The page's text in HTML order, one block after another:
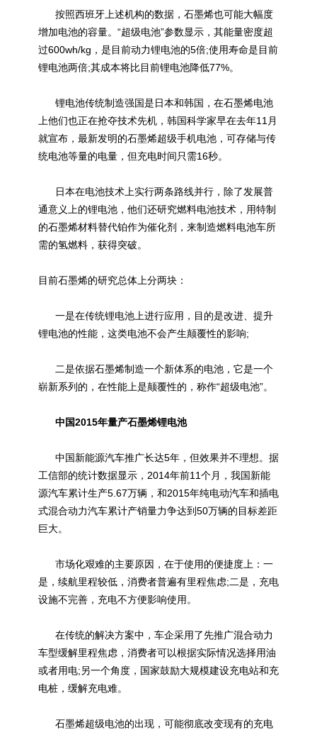
按照西班牙上述机构的数据，石墨烯也可能大幅度
增加电池的容量。“超级电池”参数显示，其能量密度超
过600wh/kg，是目前动力锂电池的5倍;使用寿命是目前
锂电池两倍;其成本将比目前锂电池降低77%。
锂电池传统制造强国是日本和韩国，在石墨烯电池
上他们也正在抢夺技术先机，韩国科学家早在去年11月
就宣布，最新发明的石墨烯超级手机电池，可存储与传
统电池等量的电量，但充电时间只需16秒。
日本在电池技术上实行两条路线并行，除了发展普
通意义上的锂电池，他们还研究燃料电池技术，用特制
的石墨烯材料替代铂作为催化剂，来制造燃料电池车所
需的氢燃料，获得突破。
目前石墨烯的研究总体上分两块：
一是在传统锂电池上进行应用，目的是改进、提升
锂电池的性能，这类电池不会产生颠覆性的影响;
二是依据石墨烯制造一个新体系的电池，它是一个
崭新系列的，在性能上是颠覆性的，称作“超级电池”。
中国2015年量产石墨烯锂电池
中国新能源汽车推广长达5年，但效果并不理想。据
工信部的统计数据显示，2014年前11个月，我国新能
源汽车累计生产5.67万辆，和2015年纯电动汽车和插电
式混合动力汽车累计产销量力争达到50万辆的目标差距
巨大。
市场化艰难的主要原因，在于使用的便捷度上：一
是，续航里程较低，消费者普遍有里程焦虑;二是，充电
设施不完善，充电不方便影响使用。
在传统的解决方案中，车企采用了先推广混合动力
车型缓解里程焦虑，消费者可以根据实际情况选择用油
或者用电;另一个角度，国家鼓励大规模建设充电站和充
电桩，缓解充电难。
石墨烯超级电池的出现，可能彻底改变现有的充电